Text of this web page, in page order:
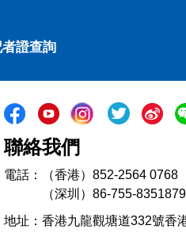
證查詢
聯絡我們
電話：（香港）852-2564 0768
（深圳）86-755-
地址：香港九龍觀塘道332號香